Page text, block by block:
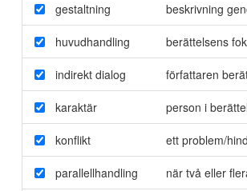
gestaltning beskrivning
huvudhandling berättelsens
indirekt dialog författaren
karaktär person i
konflikt ett problem/
parallellhandling när två eller